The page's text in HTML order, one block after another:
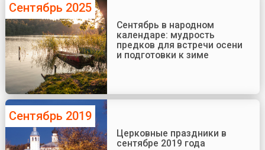
Сентябрь 2025
Сентябрь в народном
календаре: мудрость
предков для встречи осени
и подготовки к зиме
Сентябрь 2019
Церковные праздники в
сентябре 2019 года